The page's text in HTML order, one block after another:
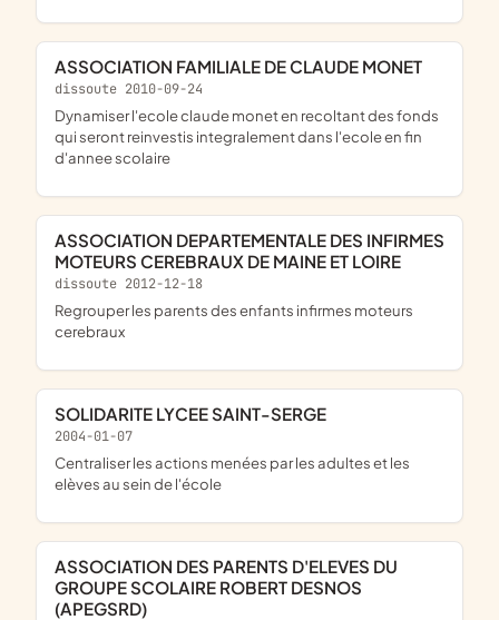
ASSOCIATION FAMILIALE DE CLAUDE MONET
dissoute 2010-09-24
dynamiser l'ecole claude monet en recoltant des fonds
qui seront reinvestis integralement dans l'ecole en fin
d'annee scolaire
ASSOCIATION DEPARTEMENTALE DES INFIRMES
MOTEURS CEREBRAUX DE MAINE ET LOIRE
dissoute 2012-12-18
regrouper les parents des enfants infirmes moteurs
cerebraux
SOLIDARITE LYCEE SAINT-SERGE
2004-01-07
centraliser les actions menées par les adultes et les
elèves au sein de l'école
ASSOCIATION DES PARENTS D'ELEVES DU
GROUPE SCOLAIRE ROBERT DESNOS
(APEGSRD)